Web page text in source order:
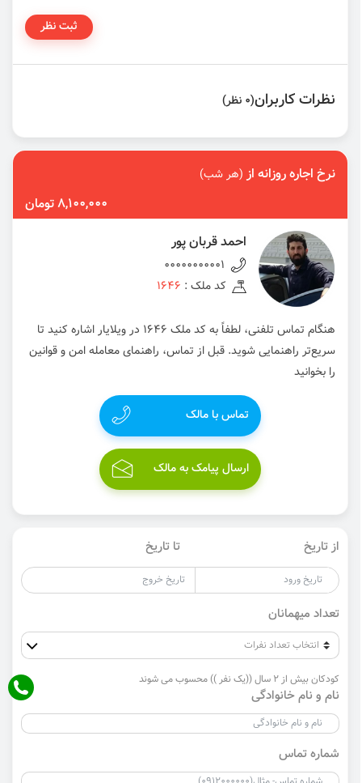
ثبت نظر
نظرات کاربران(0 نظر)
نرخ اجاره روزانه از(هر شب)
8,100,000 تومان
احمد قربان پور
00000000001
کد ملک : 1646
هنگام تماس تلفنی، لطفاً به کد ملک 1646 در ویلایار اشاره کنید تا
سریع‌تر راهنمایی شوید. قبل از تماس، راهنمای معامله امن و قوانین
را بخوانید
تماس با مالک
ارسال پیامک به مالک
از تاریخ تا تاریخ
تعداد میهمانان
کودکان بیش از 2 سال ((یک نفر )) محسوب می شوند
نام و نام خانوادگی
شماره تماس